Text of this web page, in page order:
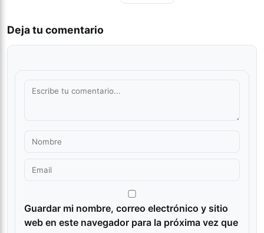
Deja tu comentario
Guardar mi nombre, correo electrónico y sitio
web en este navegador para la próxima vez que